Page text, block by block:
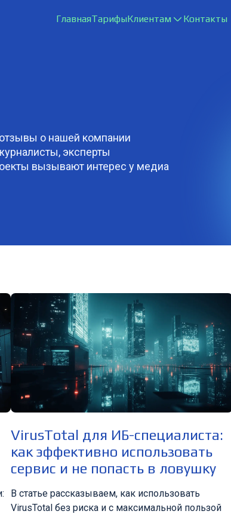
ГлавнаяТарифыКлиентам Контакты
о нашей компании
эксперты
вызывают интерес у медиа
VirusTotal для ИБ-специалиста:
как эффективно использовать
сервис и не попасть в ловушку
В статье рассказываем, как использовать
VirusTotal без риска и с максимальной пользой